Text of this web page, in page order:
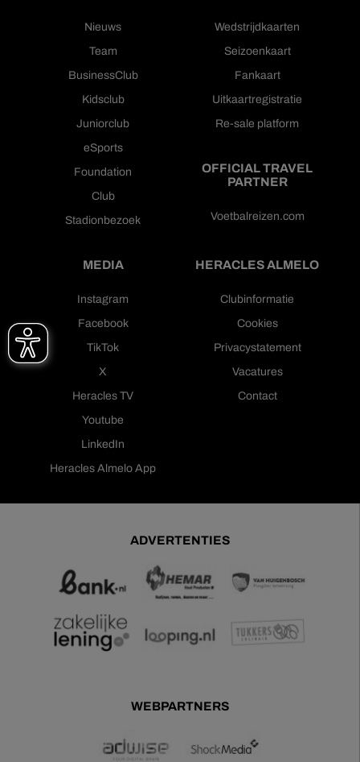
Nieuws
Team
BusinessClub
Kidsclub
Juniorclub
eSports
Foundation
Club
Stadionbezoek
Wedstrijdkaarten
Seizoenkaart
Fankaart
Uitkaartregistratie
Re-sale platform
OFFICIAL TRAVEL
PARTNER
Voetbalreizen.com
MEDIA
Instagram
Facebook
TikTok
X
Heracles TV
Youtube
LinkedIn
Heracles Almelo App
HERACLES ALMELO
Clubinformatie
Cookies
Privacystatement
Vacatures
Contact
ADVERTENTIES
WEBPARTNERS